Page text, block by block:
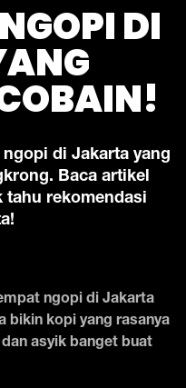
DI
di Jakarta yang
Baca artikel
tahu rekomendasi
ngopi di Jakarta
bikin kopi yang rasanya
asyik banget buat